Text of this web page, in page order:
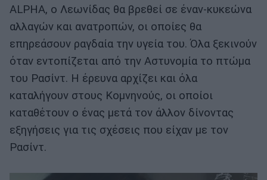
ALPHA, ο Λεωνίδας θα βρεθεί σε έναν-κυκεώνα
αλλαγών και ανατροπών, οι οποίες θα
επηρεάσουν ραγδαία την υγεία του. Όλα ξεκινούν
όταν εντοπίζεται από την Αστυνομία το πτώμα
του Ρασίντ. Η έρευνα αρχίζει και όλα
καταλήγουν στους Κομνηνούς, οι οποίοι
καταθέτουν ο ένας μετά τον άλλον δίνοντας
εξηγήσεις για τις σχέσεις που είχαν με τον
Ρασίντ.